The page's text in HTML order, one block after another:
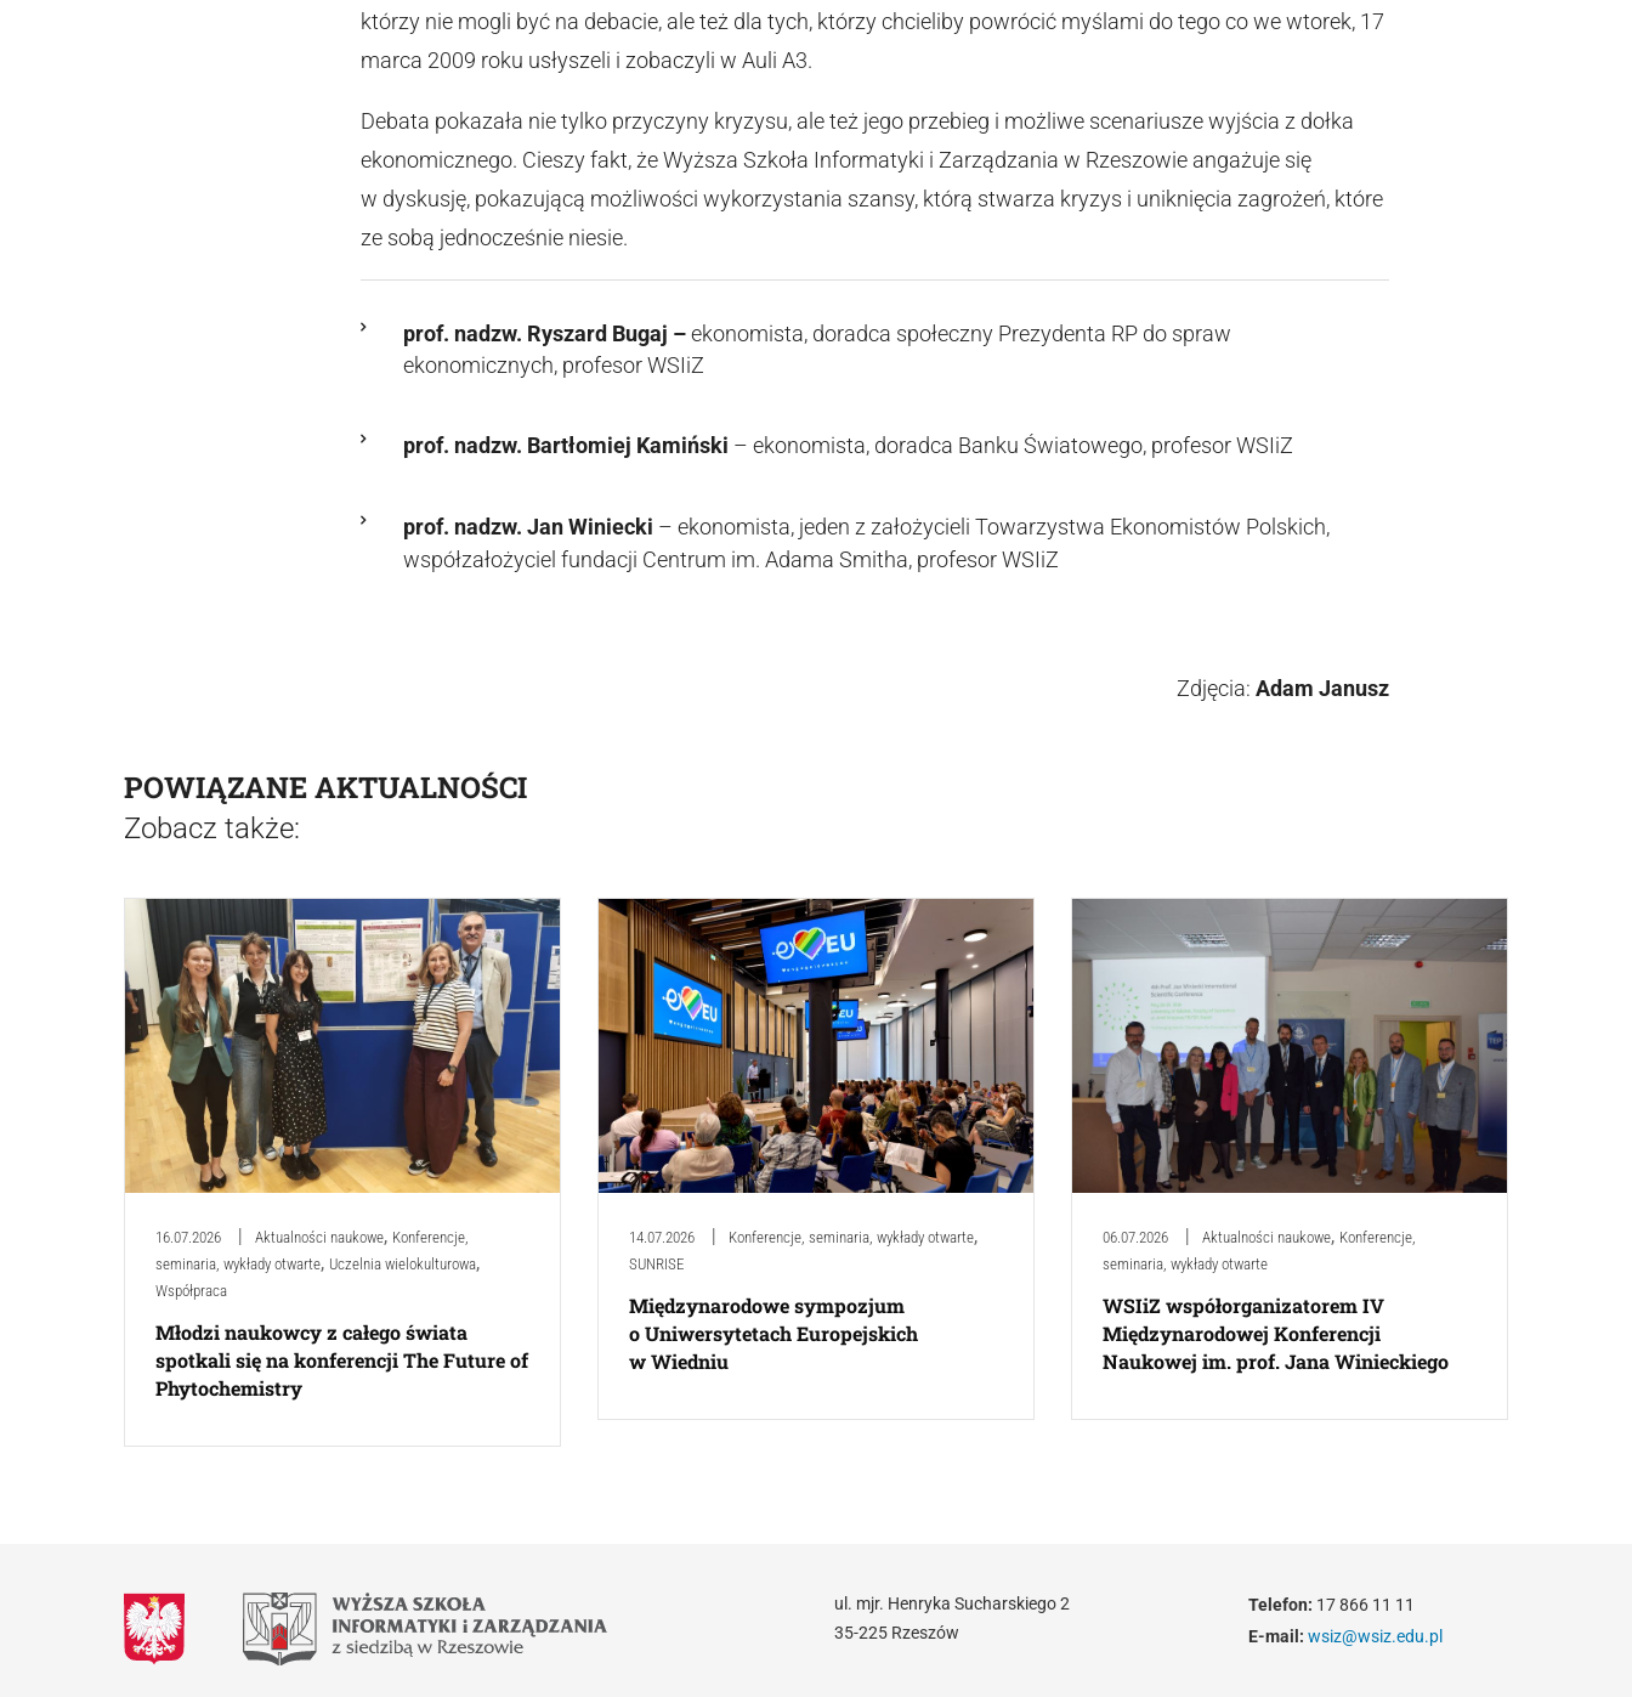
którzy nie mogli być na debacie, ale też dla tych, którzy chcieliby powrócić myślami do tego co we wtorek, 17
marca 2009 roku usłyszeli i zobaczyli w Auli A3.
Debata pokazała nie tylko przyczyny kryzysu, ale też jego przebieg i możliwe scenariusze wyjścia z dołka
ekonomicznego. Cieszy fakt, że Wyższa Szkoła Informatyki i Zarządzania w Rzeszowie angażuje się
w dyskusję, pokazującą możliwości wykorzystania szansy, którą stwarza kryzys i uniknięcia zagrożeń, które
ze sobą jednocześnie niesie.
prof. nadzw. Ryszard Bugaj –ekonomista, doradca społeczny Prezydenta RP do spraw
ekonomicznych, profesor WSIiZ
prof. nadzw. Bartłomiej Kamiński – ekonomista, doradca Banku Światowego, profesor WSIiZ
prof. nadzw. Jan Winiecki – ekonomista, jeden z założycieli Towarzystwa Ekonomistów Polskich,
współzałożyciel fundacji Centrum im. Adama Smitha, profesor WSIiZ
Zdjęcia:Adam Janusz
POWIĄZANE AKTUALNOŚCI
Zobacz także:
16.07.2026 Aktualności naukowe, Konferencje,
seminaria, wykłady otwarte, Uczelnia wielokulturowa,
Współpraca
Młodzi naukowcy z całego świata
spotkali się na konferencji The Future of
Phytochemistry
14.07.2026 Konferencje, seminaria, wykłady otwarte,
SUNRISE
Międzynarodowe sympozjum
o Uniwersytetach Europejskich
w Wiedniu
06.07.2026 Aktualności naukowe, Konferencje,
seminaria, wykłady otwarte
WSIiZ współorganizatorem IV
Międzynarodowej Konferencji
Naukowej im. prof. Jana Winieckiego
ul. mjr. Henryka Sucharskiego 2
35-225 Rzeszów
Telefon: 17 866 11 11
E-mail: wsiz@wsiz.edu.pl